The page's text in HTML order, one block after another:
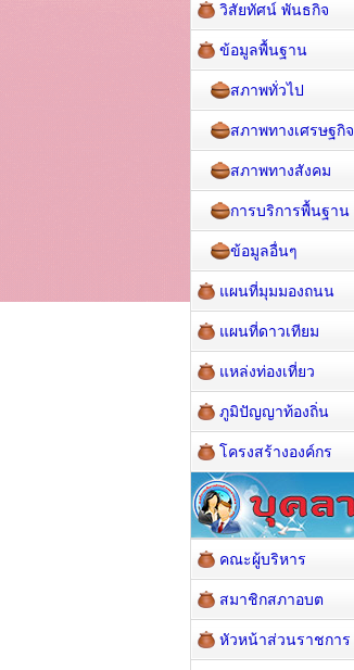
วิสัยทัศน์ พันธกิจ
ข้อมูลพื้นฐาน
สภาพทั่วไป
สภาพทางเศรษฐกิจ
สภาพทางสังคม
การบริการพื้นฐาน
ข้อมูลอื่นๆ
แผนที่มุมมองถนน
แผนที่ดาวเทียม
แหล่งท่องเที่ยว
ภูมิปัญญาท้องถิ่น
โครงสร้างองค์กร
คณะผู้บริหาร
สมาชิกสภาอบต
หัวหน้าส่วนราชการ